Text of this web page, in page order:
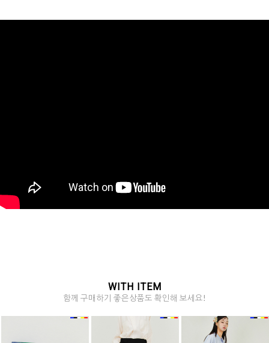
WITH ITEM
함께 구매하기 좋은상품도 확인해 보세요!